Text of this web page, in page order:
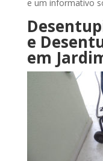
e um informativo
e
em